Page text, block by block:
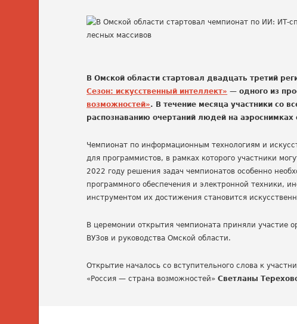
В Омской области стартовал двадцать третий
Сезон: искусственный интеллект» — одного из
возможностей». В течение месяца участники со
распознаванию очертаний людей на
Чемпионат по информационным технологиям и
для программистов, в рамках которого участники
2022 году решения задач чемпионатов особенно
программного обеспечения и электронной техники,
инструментом их достижения становится
В церемонии открытия чемпионата приняли участие
ВУЗов и руководства Омской области.
Открытие началось со вступительного слова к
«Россия — страна возможностей»Светланы